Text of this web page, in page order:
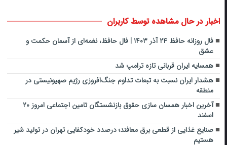
اخبار در حال مشاهده توسط کاربران
فال روزانه حافظ ۲۴ آذر ۱۴۰۳ | فال حافظ، نغمه‌ای از آسمان حکمت و
عشق
همسایه ایران قربانی تازه ترامپ شد
هشدار ایران نسبت به تبعات تداوم جنگ‌افروزی رژیم صهیونیستی در
منطقه
آخرین اخبار همسان سازی حقوق بازنشستگان تامین اجتماعی امروز ۲۰
اسفند
صنایع غذایی از قطعی برق معافند؛ درصدد خودکفایی تهران در تولید شیر
هستیم